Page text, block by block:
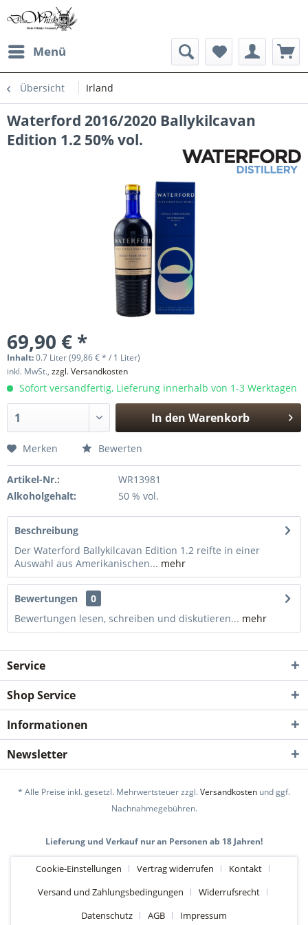
Menü
Übersicht Irland
Waterford 2016/2020 Ballykilcavan
Edition 1.2 50% vol.
69,90 € *
Inhalt:0.7 Liter (99,86 € * / 1 Liter)
inkl. MwSt., zzgl. Versandkosten
Sofort versandfertig, Lieferung innerhalb von 1-3 Werktagen
In den Warenkorb
Merken Bewerten
Artikel-Nr.:
WR13981
Alkoholgehalt:
50 % vol.
Beschreibung
Der Waterford Ballykilcavan Edition 1.2 reifte in einer
Auswahl aus Amerikanischen... mehr
Bewertungen
0
Bewertungen lesen, schreiben und diskutieren... mehr
Service
Shop Service
Informationen
Newsletter
* Alle Preise inkl. gesetzl. Mehrwertsteuer zzgl.Versandkosten und ggf.
Nachnahmegebühren.
Lieferung und Verkauf nur an Personen ab 18 Jahren!
Cookie-Einstellungen Vertrag widerrufen
Kontakt
Versand und Zahlungsbedingungen
Widerrufsrecht
Datenschutz
AGB Impressum